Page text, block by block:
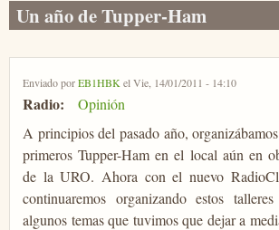
Un año de Tupper-Ham
Enviado porEB1HBK el Vie, 14/01/2011 - 14:10
Radio:
Opinión
A principios del pasado año,
primeros Tupper-Ham en el local aún en
de la URO. Ahora con el nuevo
continuaremos organizando estos
algunos temas que tuvimos que dejar a